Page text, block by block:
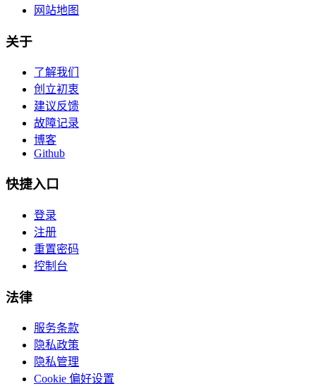
网站地图
关于
了解我们
创立初衷
建议反馈
故障记录
博客
Github
快捷入口
登录
注册
重置密码
控制台
法律
服务条款
隐私政策
隐私管理
Cookie 偏好设置